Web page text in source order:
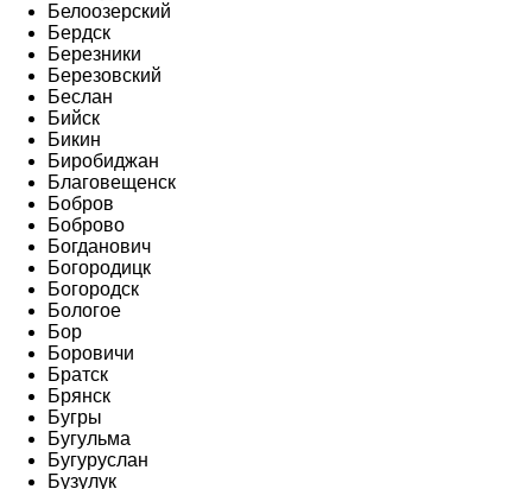
Белоозерский
Бердск
Березники
Березовский
Беслан
Бийск
Бикин
Биробиджан
Благовещенск
Бобров
Боброво
Богданович
Богородицк
Богородск
Бологое
Бор
Боровичи
Братск
Брянск
Бугры
Бугульма
Бугуруслан
Бузулук